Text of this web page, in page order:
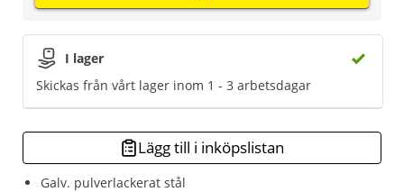
Galv. pulverlackerat stål
I lager
Skickas från vårt lager inom 1 - 3 arbetsdagar
Lägg till i inköpslistan